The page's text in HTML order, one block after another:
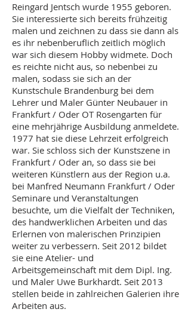
Reingard Jentsch wurde 1955 geboren.
Sie interessierte sich bereits frühzeitig
malen und zeichnen zu dass sie dann als
es ihr nebenberuflich zeitlich möglich
war sich diesem Hobby widmete. Doch
es reichte nicht aus, so nebenbei zu
malen, sodass sie sich an der
Kunstschule Brandenburg bei dem
Lehrer und Maler Günter Neubauer in
Frankfurt / Oder OT Rosengarten für
eine mehrjährige Ausbildung anmeldete.
1977 hat sie diese Lehrzeit erfolgreich
war. Sie schloss sich der Kunstszene in
Frankfurt / Oder an, so dass sie bei
weiteren Künstlern aus der Region u.a.
bei Manfred Neumann Frankfurt / Oder
Seminare und Veranstaltungen
besuchte, um die Vielfalt der Techniken,
des handwerklichen Arbeiten und das
Erlernen von malerischen Prinzipien
weiter zu verbessern. Seit 2012 bildet
sie eine Atelier- und
Arbeitsgemeinschaft mit dem Dipl. Ing.
und Maler Uwe Burkhardt. Seit 2013
stellen beide in zahlreichen Galerien ihre
Arbeiten aus.